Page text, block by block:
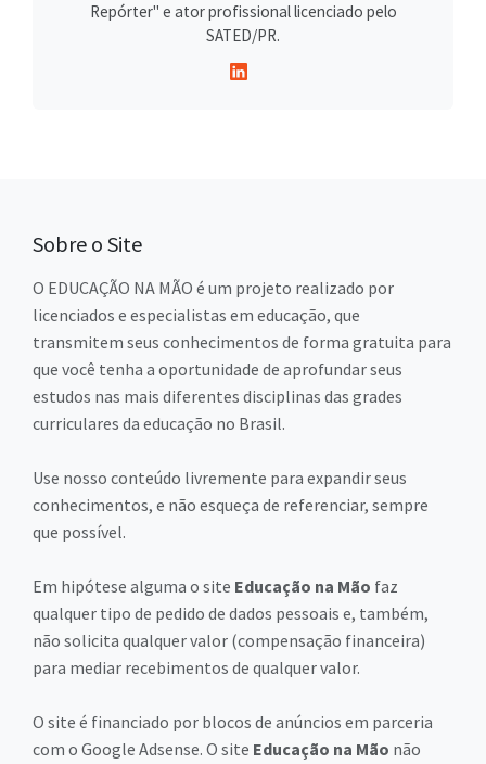
Repórter" e ator profissional licenciado pelo
SATED/PR.
Sobre o Site
O EDUCAÇÃO NA MÃO é um projeto realizado por
licenciados e especialistas em educação, que
transmitem seus conhecimentos de forma gratuita para
que você tenha a oportunidade de aprofundar seus
estudos nas mais diferentes disciplinas das grades
curriculares da educação no Brasil.
Use nosso conteúdo livremente para expandir seus
conhecimentos, e não esqueça de referenciar, sempre
que possível.
Em hipótese alguma o site Educação na Mão faz
qualquer tipo de pedido de dados pessoais e, também,
não solicita qualquer valor (compensação financeira)
para mediar recebimentos de qualquer valor.
O site é financiado por blocos de anúncios em parceria
com o Google Adsense. O site Educação na Mão não